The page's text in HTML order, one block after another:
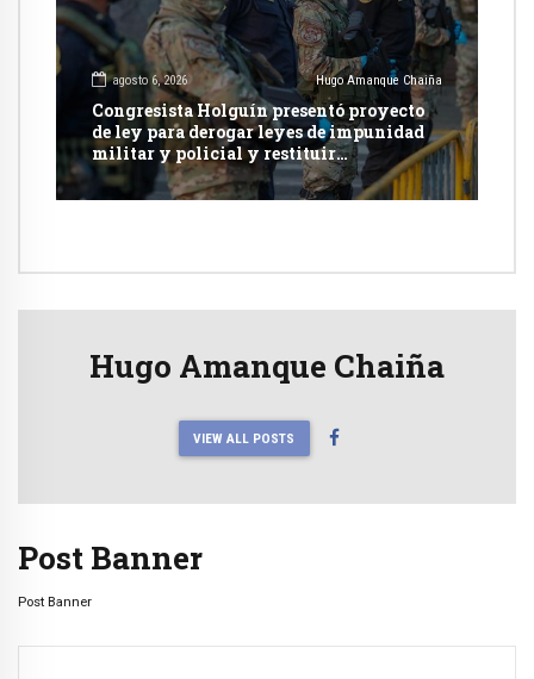
agosto 6, 2026 Hugo Amanque Chaiña
Congresista Holguín presentó proyecto
de ley para derogar leyes de impunidad
militar y policial y restituir
competencia de justicia ordinaria
Hugo Amanque Chaiña
VIEW ALL POSTS
Post Banner
Post Banner